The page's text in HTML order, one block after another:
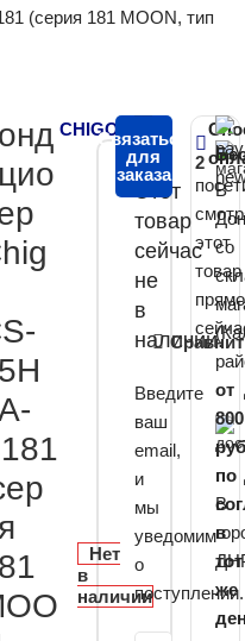
(серия 181 MOON, тип
CHIGO
Нет
в
наличии
Этот
товар
сейчас
не
в
наличии.
Введите
ваш
email,
и
мы
уведомим
о
поступлении.
Связаться
для
заказа
2
этот
товар
прямо
В
со
В
от
800
руб
по
в
тот
же